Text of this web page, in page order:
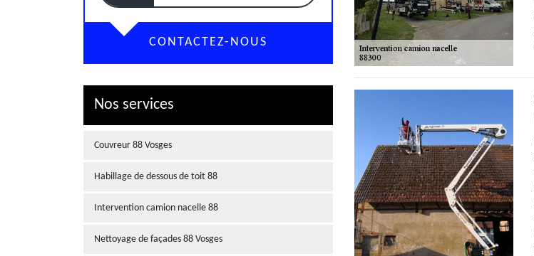
CONTACTEZ-NOUS
Nos services
Couvreur 88 Vosges
Habillage de dessous de toit 88
Intervention camion nacelle 88
Nettoyage de façades 88 Vosges